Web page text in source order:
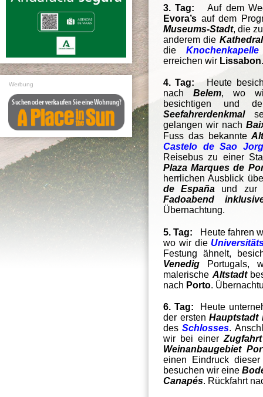
Werbung
3. Tag:
Auf dem
Evora’s auf dem
Museums-Stadt, die
anderem die
die Knochenkapelle
erreichen wir Lissabon
4. Tag: Heute
nach Belem, wo
besichtigen und
Seefahrerdenkmal
gelangen wir nach
Fuss das bekannte
Castelo de Sao
Reisebus zu einer
Plaza Marques de
herrlichen Ausblick
de España und zur
Fadoabend
Übernachtung.
5. Tag:
Heute fahren
wo wir die
Festung ähnelt,
Venedig Portugals,
malerische Altstadt
nach Porto.
6. Tag: Heute
der erstenHauptstadt
desSchlosses.
wir bei einerZugfahrt
Weinanbaugebiet
einen Eindruck
besuchen wir eine
Canapés. Rückfahrt